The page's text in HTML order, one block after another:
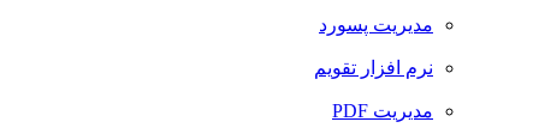
مدیریت پسورد
نرم افزار تقویم
مدیریت PDF